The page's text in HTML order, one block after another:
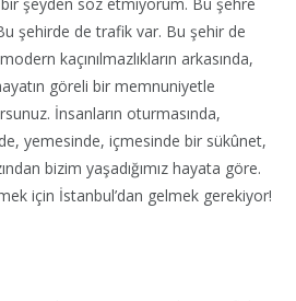
şehirde de trafik var. Bu şehir de
kaçınılmazlıkların arkasında,
göreli bir memnuniyetle
İnsanların oturmasında,
yemesinde, içmesinde bir sükûnet,
bizim yaşadığımız hayata göre.
için İstanbul’dan gelmek gerekiyor!